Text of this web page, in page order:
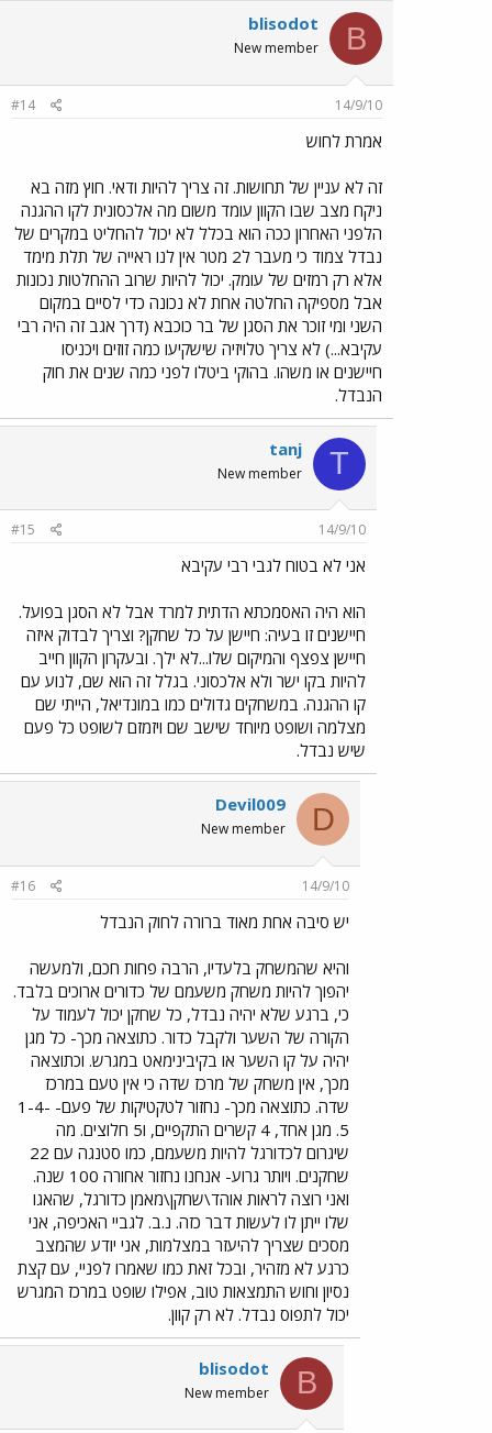
B
blisodot
New member
14/9/10
#14
אמרת לחוש
זה לא עניין של תחושות. זה צריך להיות ודאי. חוץ מזה בא
ניקח מצב שבו הקוון עומד משום מה אלכסונית לקו ההגנה
הלפני האחרון ככה הוא בכלל לא יכול להחליט במקרים של
נבדל צמוד כי מעבר ל2 מטר אין לנו ראייה של תלת מימד
אלא רק רמזים של עומק. יכול להיות שרוב ההחלטות נכונות
אבל מספיקה החלטה אחת לא נכונה כדי לסיים במקום
השני ומי זוכר את הסגן של בר כוכבא (דרך אגב זה היה רבי
עקיבא...) לא צריך טלויזיה שישקיעו כמה זוזים ויכניסו
חיישנים או משהו. בהוקי ביטלו לפני כמה שנים את חוק
הנבדל.
T
tanj
New member
14/9/10
#15
אני לא בטוח לגבי רבי עקיבא
הוא היה האסמכתא הדתית למרד אבל לא הסגן בפועל.
חיישנים זו בעיה: חיישן על כל שחקן? וצריך לבדוק איזה
חיישן צפצף והמיקום שלו...לא ילך. ובעקרון הקוון חייב
להיות בקו ישר ולא אלכסוני. בגלל זה הוא שם, לנוע עם
קו ההגנה. במשחקים גדולים כמו במונדיאל, הייתי שם
מצלמה ושופט מיוחד שישב שם ויזמזם לשופט כל פעם
שיש נבדל.
D
Devil009
New member
14/9/10
#16
יש סיבה אחת מאוד ברורה לחוק הנבדל
והיא שהמשחק בלעדיו, הרבה פחות חכם, ולמעשה
יהפוך להיות משחק משעמם של כדורים ארוכים בלבד.
כי, ברגע שלא יהיה נבדל, כל שחקן יכול לעמוד על
הקורה של השער ולקבל כדור. כתוצאה מכך- כל מגן
יהיה על קו השער או בקיבינימאט במגרש. וכתוצאה
מכך, אין משחק של מרכז שדה כי אין טעם במרכז
שדה. כתוצאה מכך- נחזור לטקטיקות של פעם- 1-4-
5. מגן אחד, 4 קשרים התקפיים, ו5 חלוצים. מה
שיגרום לכדורגל להיות משעמם, כמו סטנגה עם 22
שחקנים. ויותר גרוע- אנחנו נחזור אחורה 100 שנה.
ואני רוצה לראות אוהד\שחקן\מאמן כדורגל, שהאגו
שלו ייתן לו לעשות דבר כזה. נ.ב. לגביי האכיפה, אני
מסכים שצריך להיעזר במצלמות, אני יודע שהמצב
כרגע לא מזהיר, ובכל זאת כמו שאמרו לפניי, עם קצת
נסיון וחוש התמצאות טוב, אפילו שופט במרכז המגרש
יכול לתפוס נבדל. לא רק קוון.
B
blisodot
New member